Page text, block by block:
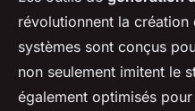
révolutionnent la création
systèmes sont conçus
non seulement imitent le
également optimisés